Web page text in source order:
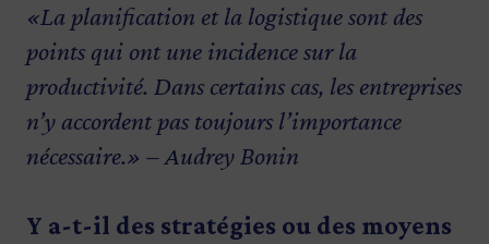
«La planification et la logistique sont des
points qui ont une incidence sur la
productivité. Dans certains cas, les entreprises
n’y accordent pas toujours l’importance
nécessaire.» – Audrey Bonin
Y a-t-il des stratégies ou des moyens